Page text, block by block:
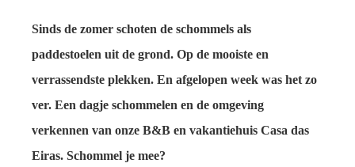
Sinds de zomer schoten de schommels als
paddestoelen uit de grond. Op de mooiste en
verrassendste plekken. En afgelopen week was het zo
ver. Een dagje schommelen en de omgeving
verkennen van onze B&B en vakantiehuis Casa das
Eiras. Schommel je mee?